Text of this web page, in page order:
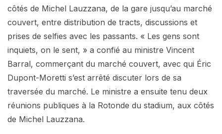
côtés de Michel Lauzzana, de la gare jusqu’au marché
couvert, entre distribution de tracts, discussions et
prises de selfies avec les passants. « Les gens sont
inquiets, on le sent, » a confié au ministre Vincent
Barral, commerçant du marché couvert, avec qui Éric
Dupont-Moretti s’est arrêté discuter lors de sa
traversée du marché. Le ministre a ensuite tenu deux
réunions publiques à la Rotonde du stadium, aux côtés
de Michel Lauzzana.